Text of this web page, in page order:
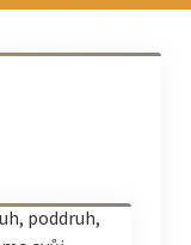
poddruh,